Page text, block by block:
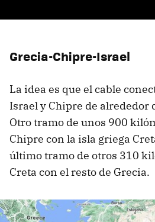
Grecia-Chipre-Israel
La idea es que el cable
Israel y Chipre de alrededor
Otro tramo de unos 900
Chipre con la isla griega
último tramo de otros 310
Creta con el resto de Grecia.